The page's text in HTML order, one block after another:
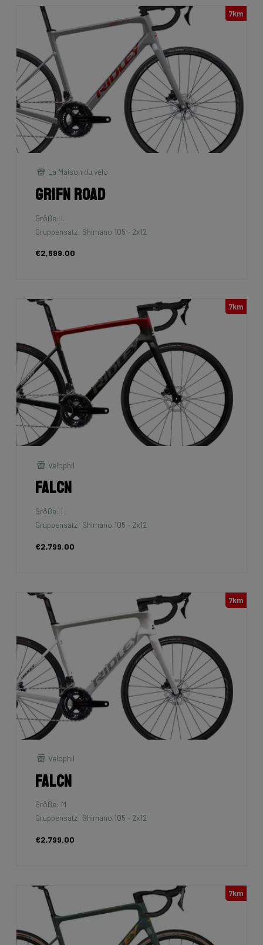
7km
La Maison du vélo
Grifn Road
Größe: L
Gruppensatz: Shimano 105 - 2x12
€2,699.00
7km
Velophil
Falcn
Größe: L
Gruppensatz: Shimano 105 - 2x12
€2,799.00
7km
Velophil
Falcn
Größe: M
Gruppensatz: Shimano 105 - 2x12
€2,799.00
7km